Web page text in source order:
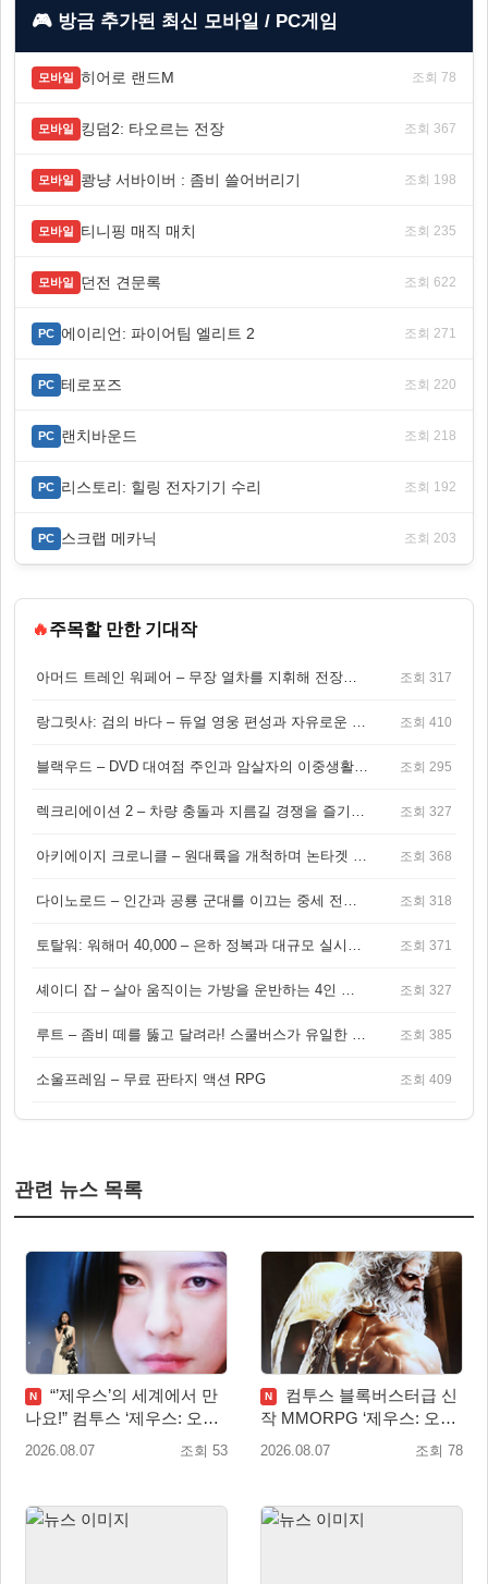
🎮 방금 추가된 최신 모바일 / PC게임
모바일 히어로 랜드M 조회 78
모바일 킹덤2: 타오르는 전장 조회 367
모바일 쾅냥 서바이버 : 좀비 쓸어버리기 조회 198
모바일 티니핑 매직 매치 조회 235
모바일 던전 견문록 조회 622
PC 에이리언: 파이어팀 엘리트 2 조회 271
PC 테로포즈 조회 220
PC 랜치바운드 조회 218
PC 리스토리: 힐링 전자기기 수리 조회 192
PC 스크랩 메카닉 조회 203
🔥주목할 만한 기대작
아머드 트레인 워페어 – 무장 열차를 지휘해 전장을 돌파하는 생존 전투 게임 조회 317
랑그릿사: 검의 바다 – 듀얼 영웅 편성과 자유로운 탐험을 결합한 판타지 전략 RPG 조회 410
블랙우드 – DVD 대여점 주인과 암살자의 이중생활을 그린 3인칭 액션 스릴러 게임 조회 295
렉크리에이션 2 – 차량 충돌과 지름길 경쟁을 즐기는 오픈월드 아케이드 레이싱 게임 조회 327
아키에이지 크로니클 – 원대륙을 개척하며 논타겟 전투를 즐기는 오픈월드 MMORPG 조회 368
다이노로드 – 인간과 공룡 군대를 이끄는 중세 전략 액션 RPG 조회 318
토탈워: 워해머 40,000 – 은하 정복과 대규모 실시간 전투가 결합된 전략 게임! 조회 371
셰이디 잡 – 살아 움직이는 가방을 운반하는 4인 협동 물리 어드벤처 게임 조회 327
루트 – 좀비 떼를 뚫고 달려라! 스쿨버스가 유일한 집이 되는 4인 협동 생존 게임 조회 385
소울프레임 – 무료 판타지 액션 RPG 조회 409
관련 뉴스 목록
N
“’제우스’의 세계에서 만
나요!” 컴투스 ‘제우스: 오만
의 신’ 쇼케이스 찾은 배우
2026.08.07 조회 53
N
컴투스 블록버스터급 신
작 MMORPG ‘제우스: 오만
의 신’, 8월 26일 출시!
2026.08.07 조회 78